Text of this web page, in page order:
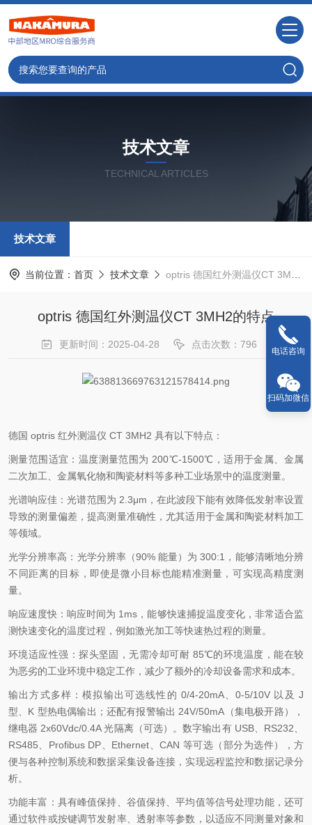
技术文章
TECHNICAL ARTICLES
技术文章
当前位置： 首页 技术文章 optris 德国红外测温仪CT 3MH2的特点
optris 德国红外测温仪CT 3MH2的特点
更新时间：2025-04-28 点击次数：796
德国 optris 红外测温仪 CT 3MH2 具有以下特点：
测量范围适宜：温度测量范围为 200℃-1500℃，适用于金属、金属
二次加工、金属氧化物和陶瓷材料等多种工业场景中的温度测量。
光谱响应佳：光谱范围为 2.3μm，在此波段下能有效降低发射率设置
导致的测量偏差，提高测量准确性，尤其适用于金属和陶瓷材料加工
等领域。
光学分辨率高：光学分辨率（90% 能量）为 300:1，能够清晰地分辨
不同距离的目标，即使是微小目标也能精准测量，可实现高精度测
量。
响应速度快：响应时间为 1ms，能够快速捕捉温度变化，非常适合监
测快速变化的温度过程，例如激光加工等快速热过程的测量。
环境适应性强：探头坚固，无需冷却可耐 85℃的环境温度，能在较
为恶劣的工业环境中稳定工作，减少了额外的冷却设备需求和成本。
输出方式多样：模拟输出可选线性的 0/4-20mA、0-5/10V 以及 J
型、K 型热电偶输出；还配有报警输出 24V/50mA（集电极开路），
继电器 2x60Vdc/0.4A 光隔离（可选）。数字输出有 USB、RS232、
RS485、Profibus DP、Ethernet、CAN 等可选（部分为选件），方
便与各种控制系统和数据采集设备连接，实现远程监控和数据记录分
析。
功能丰富：具有峰值保持、谷值保持、平均值等信号处理功能，还可
通过软件或按键调节发射率、透射率等参数，以适应不同测量对象和
电话咨询
扫码加微信